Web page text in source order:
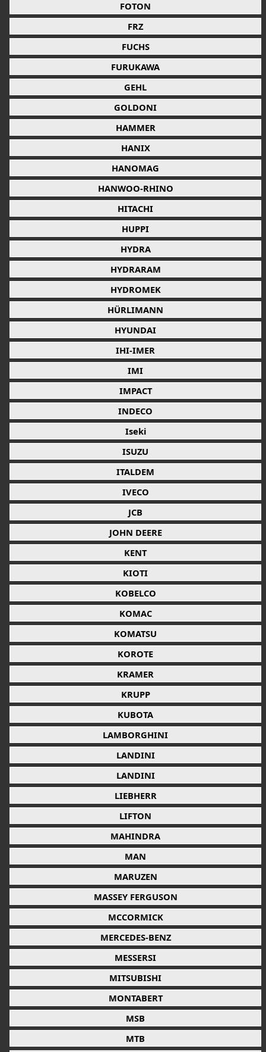
FOTON
FRZ
FUCHS
FURUKAWA
GEHL
GOLDONI
HAMMER
HANIX
HANOMAG
HANWOO-RHINO
HITACHI
HUPPI
HYDRA
HYDRARAM
HYDROMEK
HÜRLIMANN
HYUNDAI
IHI-IMER
IMI
IMPACT
INDECO
Iseki
ISUZU
ITALDEM
IVECO
JCB
JOHN DEERE
KENT
KIOTI
KOBELCO
KOMAC
KOMATSU
KOROTE
KRAMER
KRUPP
KUBOTA
LAMBORGHINI
LANDINI
LANDINI
LIEBHERR
LIFTON
MAHINDRA
MAN
MARUZEN
MASSEY FERGUSON
MCCORMICK
MERCEDES-BENZ
MESSERSI
MITSUBISHI
MONTABERT
MSB
MTB